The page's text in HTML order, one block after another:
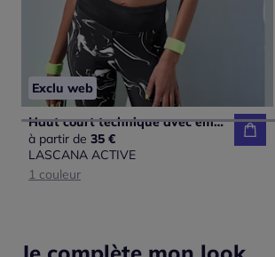
Exclu web
Haut court technique avec empiècements et dos nageur
à partir de 35 €
LASCANA ACTIVE
1 couleur